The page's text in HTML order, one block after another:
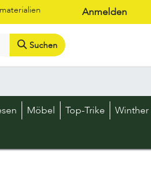
Anmelden
Suchen
Möbel Top-Trike Winther